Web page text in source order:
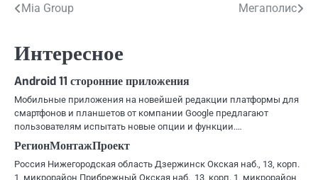
Навигация
записям
Mia Group Мегаполис
Интересное
Android 11 сторонние приложения
Мобильные приложения на новейшей редакции платформы для
смартфонов и планшетов от компании Google предлагают
пользователям испытать новые опции и функции.…
РегионМонтажПроект
Россия Нижегородская область Дзержинск Окская наб., 13, корп.
1, микрорайон Прибрежный Окская наб., 13, корп. 1, микрорайон